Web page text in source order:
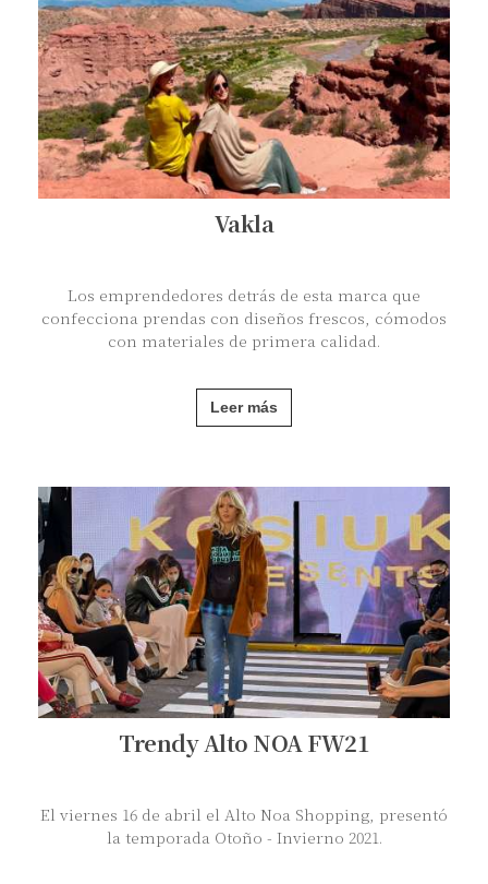
Vakla
Los emprendedores detrás de esta marca que
confecciona prendas con diseños frescos, cómodos
con materiales de primera calidad.
Leer más
Trendy Alto NOA FW21
El viernes 16 de abril el Alto Noa Shopping, presentó
la temporada Otoño - Invierno 2021.